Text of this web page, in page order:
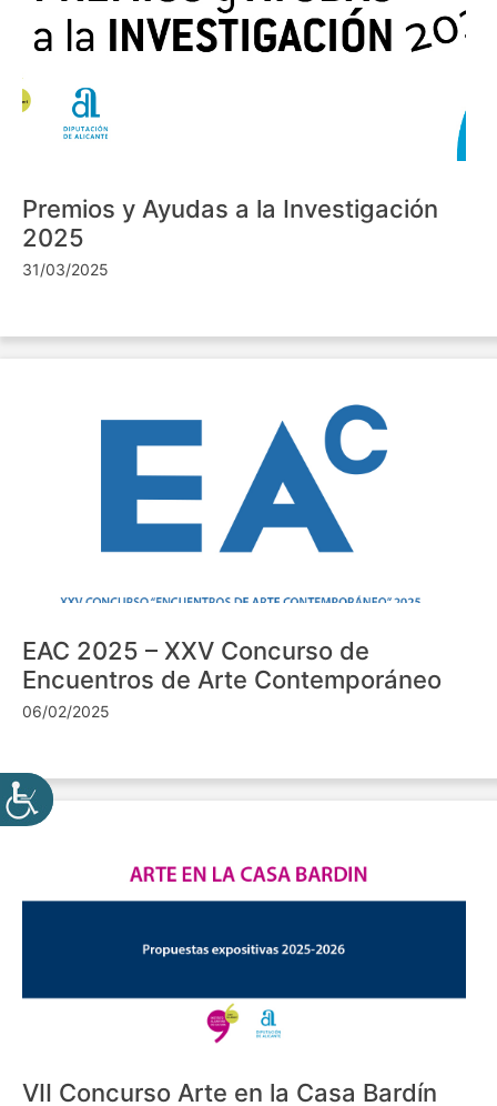
Premios y Ayudas a la Investigación
2025
31/03/2025
EAC 2025 – XXV Concurso de
Encuentros de Arte Contemporáneo
06/02/2025
VII Concurso Arte en la Casa Bardín